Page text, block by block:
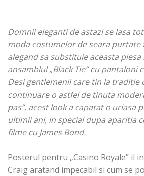
Domnii eleganti de astazi se lasa
moda costumelor de seara purtate
alegand sa substituie aceasta
ansamblul „Black Tie” cu pantaloni
Desi gentlemenii care tin la traditie
continuare o astfel de tinuta
pas”, acest look a capatat o uriasa
ultimii ani, in special dupa aparitia
filme cu James Bond.
Posterul pentru „Casino Royale” il
Craig aratand impecabil si cum se